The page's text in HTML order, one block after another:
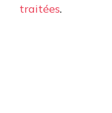
traitées.